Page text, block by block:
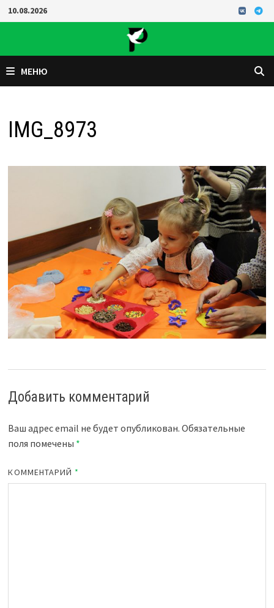
Перейти
к
10.08.2026
МЕНЮ
IMG_8973
Добавить комментарий
Ваш адрес email не будет опубликован. Обязательные
поля помечены *
КОММЕНТАРИЙ *